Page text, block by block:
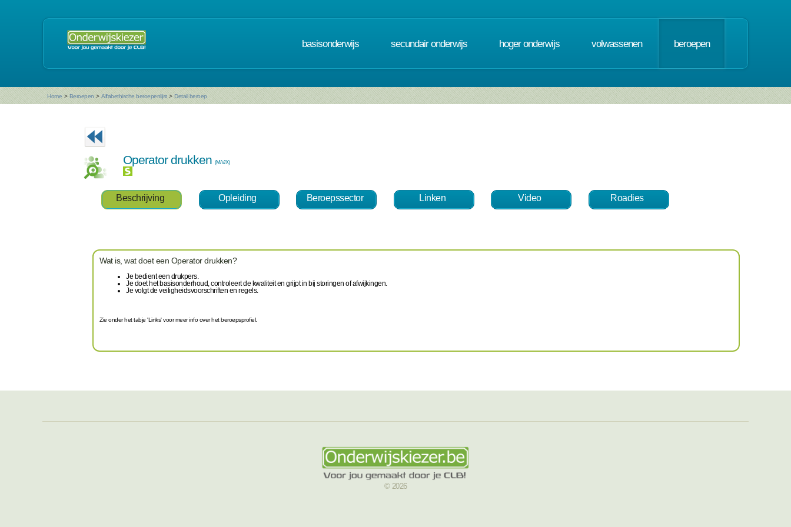
basisonderwijs secundair onderwijs hoger onderwijs volwassenen beroepen
Home > Beroepen > Alfabethische beroepenlijst > Detail beroep
Operator drukken (M/V/X)
Beschrijving Opleiding Beroepssector Linken Video Roadies
Wat is, wat doet een Operator drukken?
Je bedient een drukpers.
Je doet het basisonderhoud, controleert de kwaliteit en grijpt in bij storingen of afwijkingen.
Je volgt de veiligheidsvoorschriften en regels.
Zie onder het tabje 'Links' voor meer info over het beroepsprofiel.
© 2026